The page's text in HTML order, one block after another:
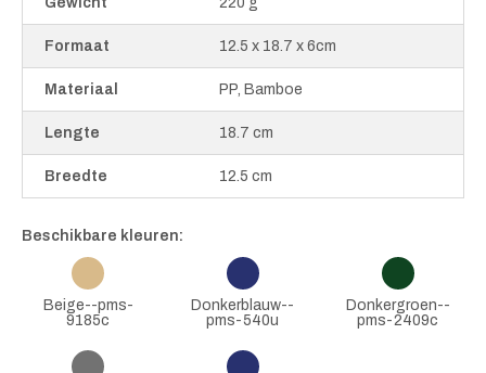
Formaat 12.5 x 18.7 x 6cm
Materiaal PP, Bamboe
Lengte 18.7 cm
Breedte 12.5 cm
Beschikbare kleuren:
Beige--pms-
9185c
Donkerblauw--
pms-540u
Donkergroen--
pms-2409c